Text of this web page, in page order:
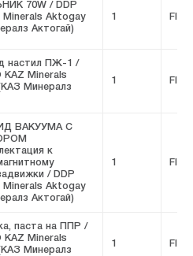
70W / DDP
Aktogay
Актогай)
1 FIVE
настил ПЖ-1 /
KAZ Minerals
Минералз
1 FIVE
ВАКУУМА С
к
/ DDP
Aktogay
Актогай)
1 FIVE
паста на ППР /
KAZ Minerals
Минералз
1 FIVE